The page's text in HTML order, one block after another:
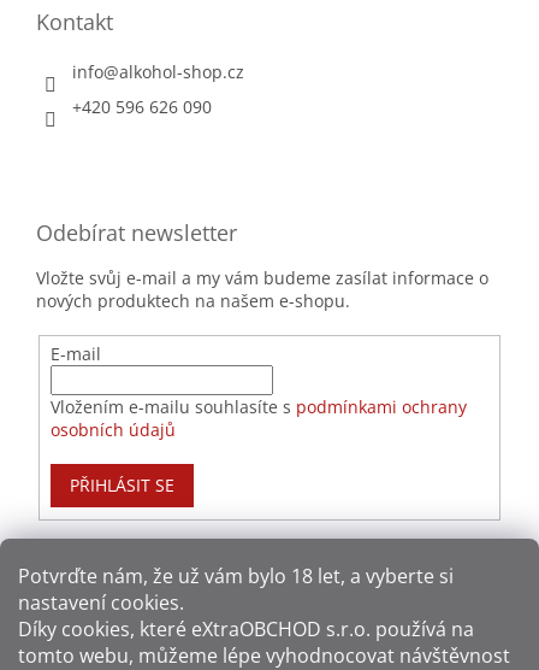
Potvrďte nám​​, že už vám bylo 18 let, a vyberte si
nastavení cookies.
Díky cookies, které eXtraOBCHOD s.r.o. používá na
tomto webu, můžeme lépe vyhodnocovat návštěvnost
Kontakt
info@alkohol-shop.cz
+420 596 626 090
Odebírat newsletter
Vložte svůj e-mail a my vám budeme zasílat informace o
nových produktech na našem e-shopu.
E-mail
Vložením e-mailu souhlasíte s podmínkami ochrany
osobních údajů
PŘIHLÁSIT SE
Způsoby dopravy: